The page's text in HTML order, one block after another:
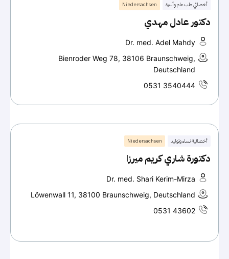
أخصائي طب عام وأسرة Niedersachsen
دكتور عادل مهدي
Dr. med. Adel Mahdy
Bienroder Weg 78, 38106 Braunschweig,
Deutschland
0531 3540444
أخصائية نساء وتوليد Niedersachsen
دكتورة شاري كريم ميرزا
Dr. med. Shari Kerim-Mirza
Löwenwall 11, 38100 Braunschweig, Deutschland
0531 43602